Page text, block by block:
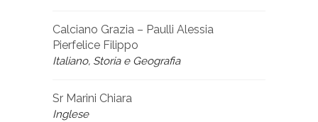
Calciano Grazia – Paulli Alessia
Pierfelice Filippo
Italiano, Storia e Geografia
Sr Marini Chiara
Inglese